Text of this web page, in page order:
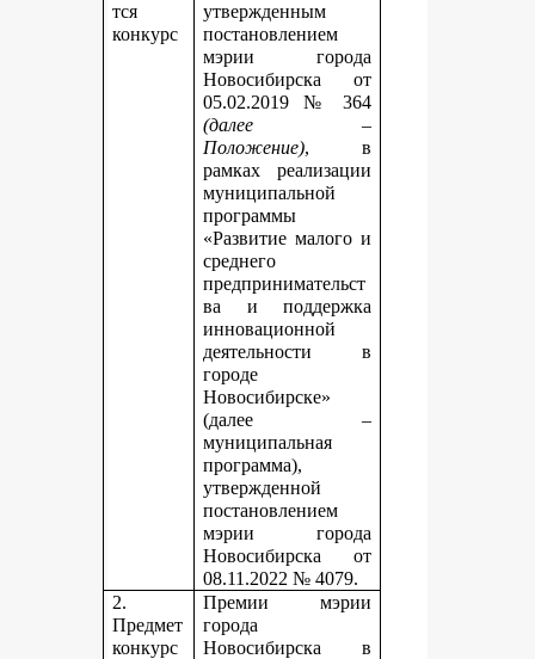
тся
конкурс
утвержденным
постановлением
мэрии города
Новосибирска от
05.02.2019 № 364
(далее –
Положение), в
рамках реализации
муниципальной
программы
«Развитие малого и
среднего
предпринимательст
ва и поддержка
инновационной
деятельности в
городе
Новосибирске»
(далее –
муниципальная
программа),
утвержденной
постановлением
мэрии города
Новосибирска от
08.11.2022 № 4079.
2.
Предмет
конкурс
Премии мэрии
города
Новосибирска в